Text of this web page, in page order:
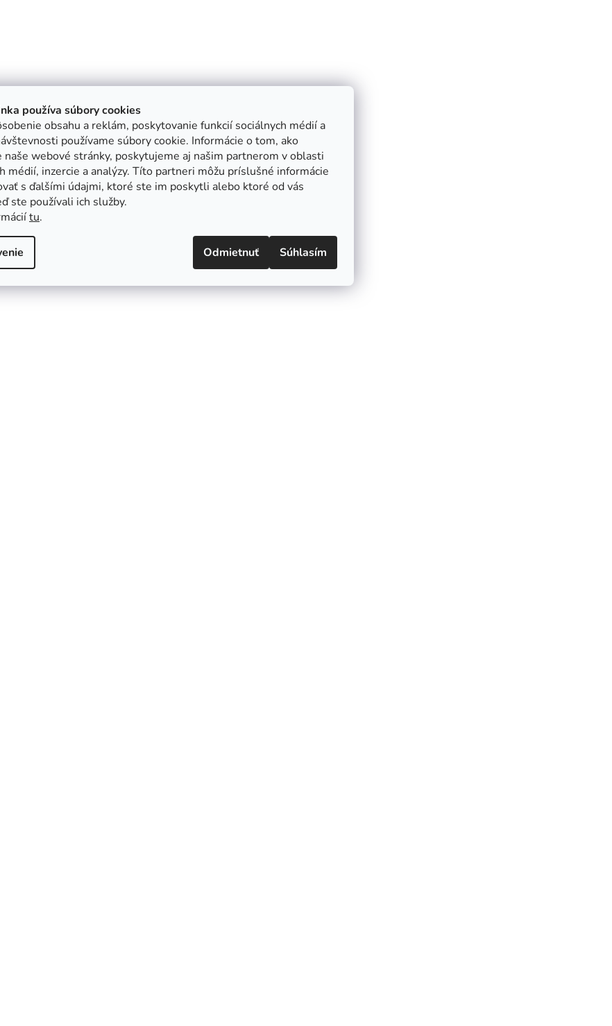
používa súbory cookies
obsahu a reklám, poskytovanie funkcií sociálnych médií a
používame súbory cookie. Informácie o tom, ako
naše webové stránky, poskytujeme aj našim partnerom v oblasti
médií, inzercie a analýzy. Títo partneri môžu príslušné informácie
s ďalšími údajmi, ktoré ste im poskytli alebo ktoré od vás
ste používali ich služby.
tu.
Odmietnuť Súhlasím